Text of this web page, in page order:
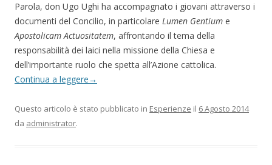
Parola, don Ugo Ughi ha accompagnato i giovani attraverso i
documenti del Concilio, in particolare Lumen Gentium e
Apostolicam Actuositatem, affrontando il tema della
responsabilità dei laici nella missione della Chiesa e
dell’importante ruolo che spetta all’Azione cattolica.
Continua a leggere→
Questo articolo è stato pubblicato in Esperienze il 6 Agosto 2014
da administrator.